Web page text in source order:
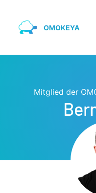
OMOKEYA
Mitglied der